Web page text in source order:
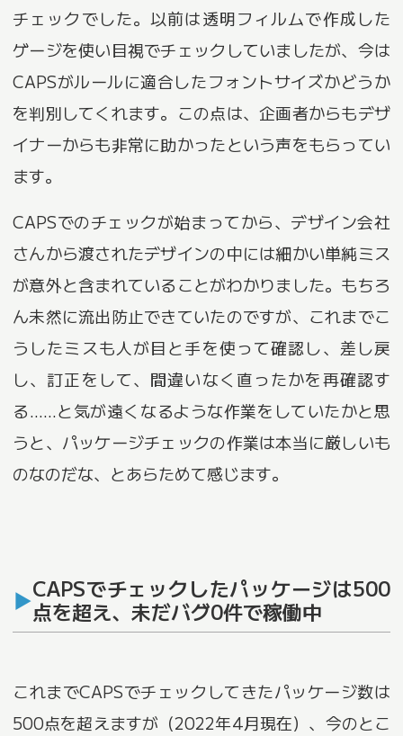
チェックでした。以前は透明フィルムで作成した
ゲージを使い目視でチェックしていましたが、今は
CAPSがルールに適合したフォントサイズかどうか
を判別してくれます。この点は、企画者からもデザ
イナーからも非常に助かったという声をもらってい
ます。
CAPSでのチェックが始まってから、デザイン会社
さんから渡されたデザインの中には細かい単純ミス
が意外と含まれていることがわかりました。もちろ
ん未然に流出防止できていたのですが、これまでこ
うしたミスも人が目と手を使って確認し、差し戻
し、訂正をして、間違いなく直ったかを再確認す
る……と気が遠くなるような作業をしていたかと思
うと、パッケージチェックの作業は本当に厳しいも
のなのだな、とあらためて感じます。
CAPSでチェックしたパッケージは500
点を超え、未だバグ0件で稼働中
これまでCAPSでチェックしてきたパッケージ数は
500点を超えますが（2022年4月現在）、今のとこ